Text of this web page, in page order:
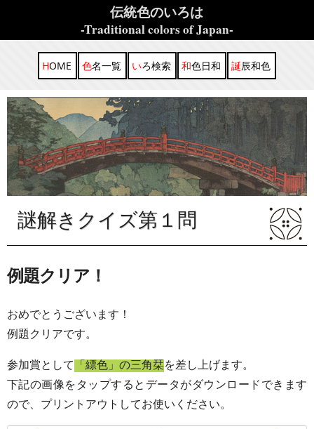
伝統色のいろは
-Traditional colors of Japan-
HOME 色名一覧 いろ検索 和色日和 誕辰和色
謎解きクイズ第１問
例題クリア！
おめでとうございます！
例題クリアです。
参加賞として「縹色」の三角栞を差し上げます。
下記の画像をタップするとデータがダウンロードできます
ので、プリントアウトしてお使いください。